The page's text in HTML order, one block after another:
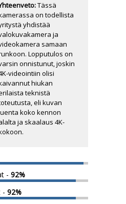
Tässä
on todellista
yhdistää
ja
samaan
Lopputulos on
onnistunut, joskin
videointiin olisi
hiukan
teknistä
eli kuvan
koko kennon
ja skaalaus 4K-
- 92%
- 92%